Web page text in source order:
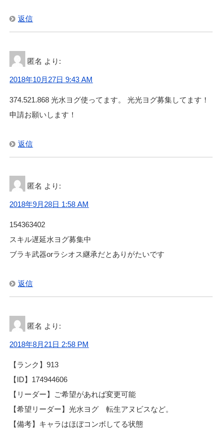
返信
匿名 より:
2018年10月27日 9:43 AM
374.521.868 光水ヨグ使ってます。 光光ヨグ募集してます！
申請お願いします！
返信
匿名 より:
2018年9月28日 1:58 AM
154363402
スキル遅延水ヨグ募集中
ブラキ武器orラシオス継承だとありがたいです
返信
匿名 より:
2018年8月21日 2:58 PM
【ランク】913
【ID】174944606
【リーダー】ご希望があれば変更可能
【希望リーダー】光水ヨグ 転生アヌビスなど。
【備考】キャラはほぼコンボしてる状態